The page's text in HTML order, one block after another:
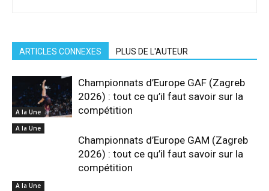
ARTICLES CONNEXES PLUS DE L'AUTEUR
A la Une
Championnats d’Europe GAF (Zagreb
2026) : tout ce qu’il faut savoir sur la
compétition
A la Une
Championnats d’Europe GAM (Zagreb
2026) : tout ce qu’il faut savoir sur la
compétition
A la Une